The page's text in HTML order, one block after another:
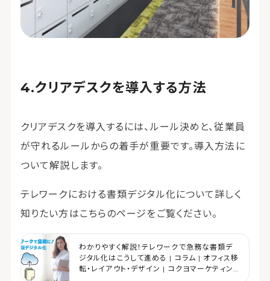
クリアデスクを導入する方法
クリアデスクを導入するには、ルール決めと、従業員
が守れるルールからの着手が重要です。導入方法に
ついて解説します。
テレワークにおける書類デジタル化について詳しく
知りたい方はこちらのページをご覧ください。
わかりやすく解説！テレワークで急務な書類デ
ジタル化はこうして進める | コラム | オフィス移
転・レイアウト・デザイン | コクヨマーケティン